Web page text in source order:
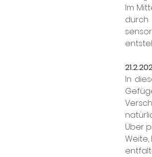
Im
durch
In
Über